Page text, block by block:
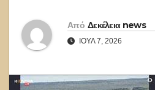
Από Δεκέλεια news
ΙΟΎΛ 7, 2026